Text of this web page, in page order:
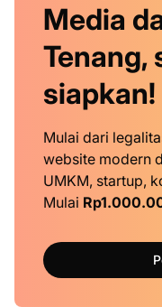
Media
Tenang,
siapkan!
Mulai dari
website modern
UMKM, startup,
Mulai